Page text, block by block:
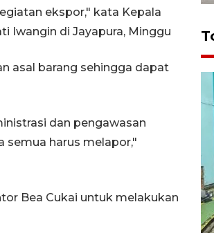
ekspor," kata Kepala
Iwangin di Jayapura, Minggu
asal barang sehingga dapat
dan pengawasan
semua harus melapor,"
Bea Cukai untuk melakukan